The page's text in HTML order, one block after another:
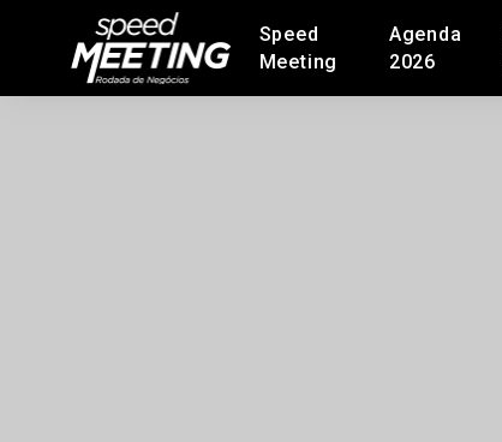
Speed
Meeting
Agenda
2026